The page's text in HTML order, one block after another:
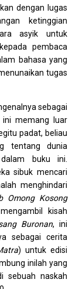
dengan lugas
ketinggian
asyik untuk
pembaca
bahasa yang
tugas
sebagai
ini memang luar
padat, beliau
tentang dunia
buku ini.
sibuk mencari
menghindari
Omong Kosong
kisah
Buronan, ini
sebagai cerita
) untuk edisi
inilah yang
sebuah naskah